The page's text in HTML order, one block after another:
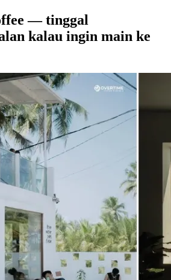
— tinggal
kalau ingin main ke